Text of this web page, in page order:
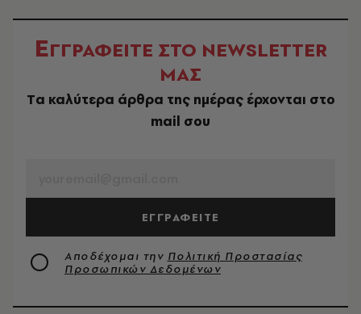
ΕΓΓΡΑΦΕΙΤΕ ΣΤΟ NEWSLETTER
ΜΑΣ
Tα καλύτερα άρθρα της ημέρας έρχονται στο
mail σου
ΕΓΓΡΑΦΕΙΤΕ
Αποδέχομαι την Πολιτική Προστασίας
Προσωπικών Δεδομένων